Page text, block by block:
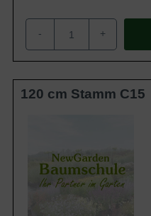
- +
120 cm Stamm C15